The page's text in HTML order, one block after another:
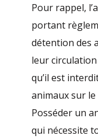
Pour rappel,
portant
détention des
leur
qu’il est
animaux sur
Posséder un
qui nécessite